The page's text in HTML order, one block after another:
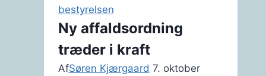
bestyrelsen
Ny affaldsordning
træder i kraft
AfSøren Kjærgaard 7. oktober